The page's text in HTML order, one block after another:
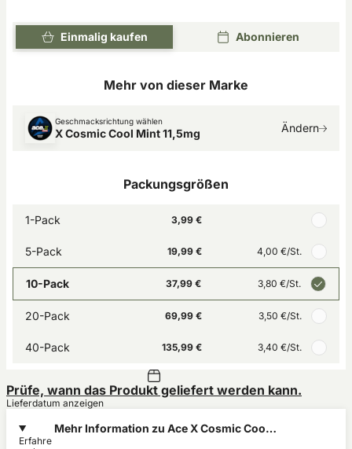
Einmalig kaufen Abonnieren
Mehr von dieser Marke
Geschmacksrichtung wählen
X Cosmic Cool Mint 11,5mg Ändern
Packungsgrößen
1-Pack 3,99 €
5-Pack 19,99 € 4,00 €/St.
10-Pack 37,99 € 3,80 €/St.
20-Pack 69,99 € 3,50 €/St.
40-Pack 135,99 € 3,40 €/St.
Prüfe, wann das Produkt geliefert werden kann.
Lieferdatum anzeigen
Mehr Information zu Ace X Cosmic Cool
Erfahre